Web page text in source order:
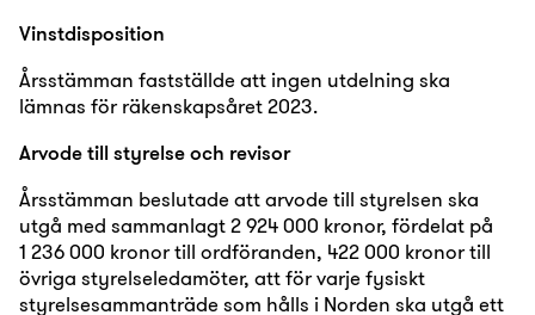
Vinstdisposition
Årsstämman fastställde att ingen utdelning ska
lämnas för räkenskapsåret 2023.
Arvode till styrelse och revisor
Årsstämman beslutade att arvode till styrelsen ska
utgå med sammanlagt 2 924 000 kronor, fördelat på
1 236 000 kronor till ordföranden, 422 000 kronor till
övriga styrelseledamöter, att för varje fysiskt
styrelsesammanträde som hålls i Norden ska utgå ett